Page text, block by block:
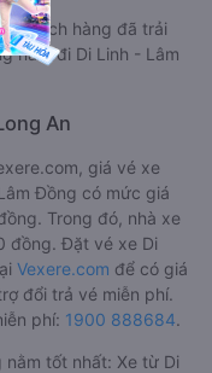
khách hàng đã trải
nằm đi Di Linh - Lâm
An
giá vé xe
Đồng có mức giá
Trong đó, nhà xe
đồng. Đặt vé xe Di
Vexere.com để có giá
đổi trả vé miễn phí.
phí: 1900 888684.
nằm tốt nhất: Xe từ Di